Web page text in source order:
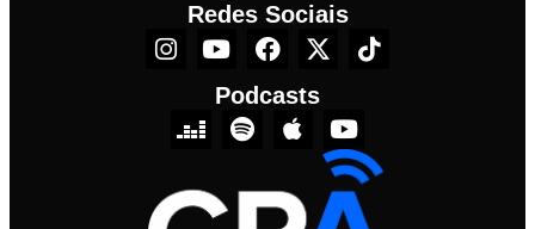
Redes Sociais
Podcasts